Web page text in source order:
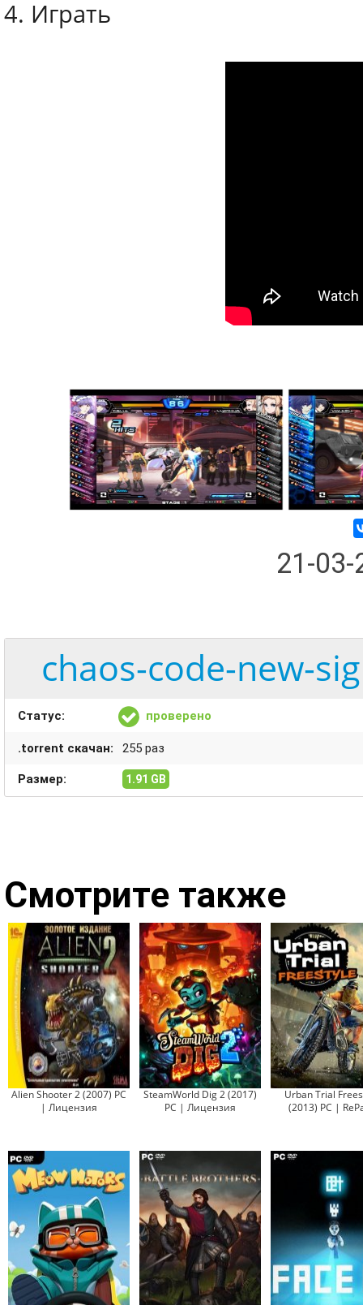
4. Играть
21-
chaos-code-new-
Статус: проверено
.torrent скачан: 255 раз
Размер: 1.91 GB
Смотрите также
Alien Shooter 2 (2007) PC
| Лицензия
SteamWorld Dig 2 (2017)
PC | Лицензия
Urban Trial
(2013) PC |